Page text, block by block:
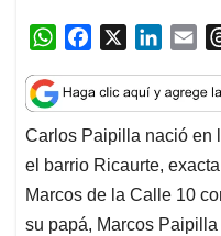
W
a
t
s
A
p
p
c
e
b
o
o
k
n
k
e
d
I
n
a
i
l
Carlos Paipilla nació en
el barrio Ricaurte,
Marcos de la Calle 10
su papá, Marcos